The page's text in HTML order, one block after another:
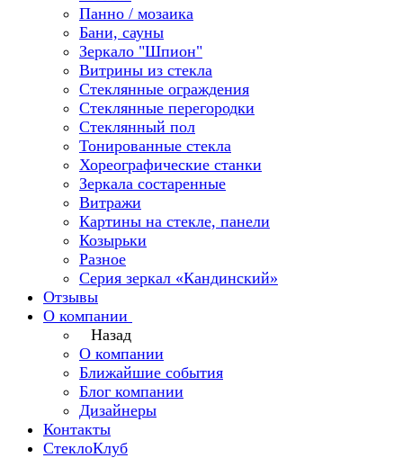
Панно / мозаика
Бани, сауны
Зеркало "Шпион"
Витрины из стекла
Стеклянные ограждения
Стеклянные перегородки
Стеклянный пол
Тонированные стекла
Хореографические станки
Зеркала состаренные
Витражи
Картины на стекле, панели
Козырьки
Разное
Серия зеркал «Кандинский»
Отзывы
О компании
Назад
О компании
Ближайшие события
Блог компании
Дизайнеры
Контакты
СтеклоКлуб